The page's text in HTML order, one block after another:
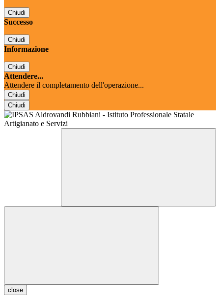
Chiudi
Successo
Chiudi
Informazione
Chiudi
Attendere...
Attendere il completamento dell'operazione...
Chiudi
Chiudi
close